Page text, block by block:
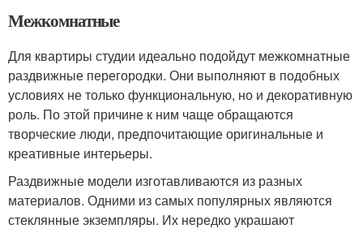
Межкомнатные
Для квартиры студии идеально подойдут межкомнатные
раздвижные перегородки. Они выполняют в подобных
условиях не только функциональную, но и декоративную
роль. По этой причине к ним чаще обращаются
творческие люди, предпочитающие оригинальные и
креативные интерьеры.
Раздвижные модели изготавливаются из разных
материалов. Одними из самых популярных являются
стеклянные экземпляры. Их нередко украшают